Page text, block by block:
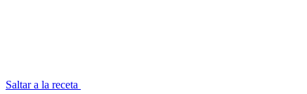
Saltar a la receta